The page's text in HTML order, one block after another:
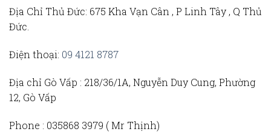
Địa Chỉ Thủ Đức: 675 Kha Vạn Cân , P Linh Tây , Q Thủ
Đức.
Điện thoại: 09 4121 8787
Địa chỉ Gò Vấp : 218/36/1A, Nguyễn Duy Cung, Phường
12, Gò Vấp
Phone : 035868 3979 (Mr Thịnh)